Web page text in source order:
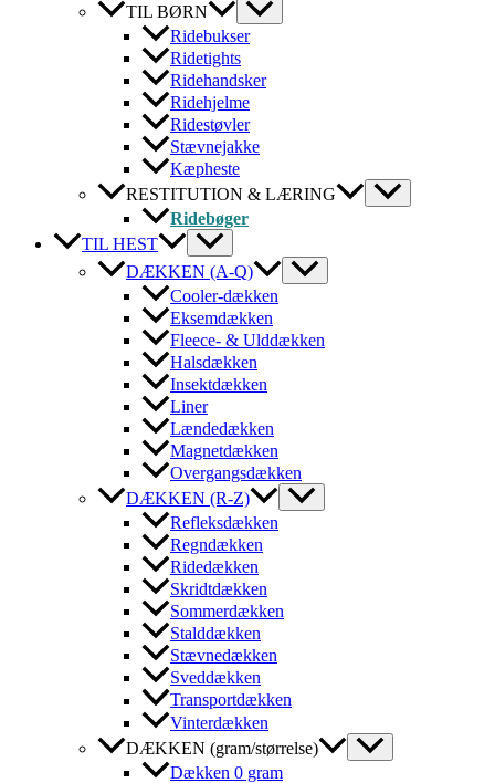
TIL BØRN
Ridebukser
Ridetights
Ridehandsker
Ridehjelme
Ridestøvler
Stævnejakke
Kæpheste
RESTITUTION & LÆRING
Ridebøger
TIL HEST
DÆKKEN (A-Q)
Cooler-dækken
Eksemdækken
Fleece- & Ulddækken
Halsdækken
Insektdækken
Liner
Lændedækken
Magnetdækken
Overgangsdækken
DÆKKEN (R-Z)
Refleksdækken
Regndækken
Ridedækken
Skridtdækken
Sommerdækken
Stalddækken
Stævnedækken
Sveddækken
Transportdækken
Vinterdækken
DÆKKEN (gram/størrelse)
Dækken 0 gram